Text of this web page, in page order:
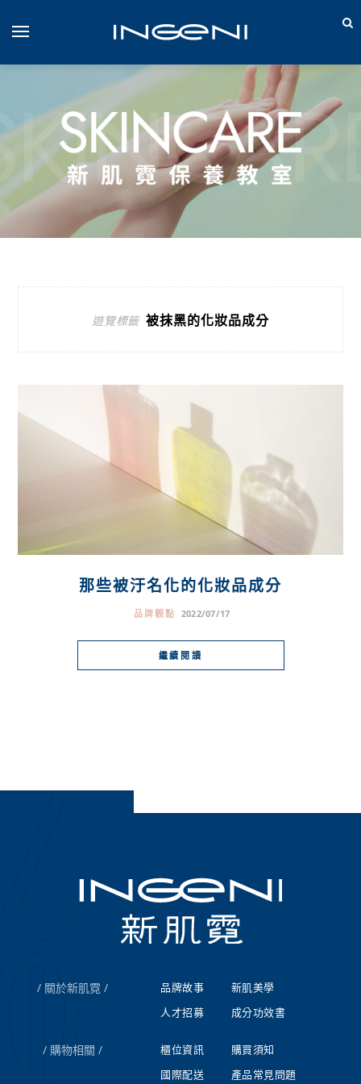
遊覽標籤 被抹黑的化妝品成分
那些被汙名化的化妝品成分
品牌觀點 2022/07/17
繼續閱讀
關於新肌霓 品牌故事
新肌美學
人才招募
成分功效書
購物相關 櫃位資訊
購買須知
國際配送
產品常見問題